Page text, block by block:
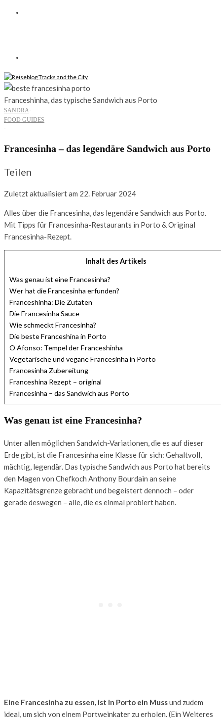
Franceshinha, das typische Sandwich aus Porto
SANDRA·
FOOD GUIDES
·
Francesinha – das legendäre Sandwich aus Porto
Teilen
Zuletzt aktualisiert am 22. Februar 2024
Alles über die Francesinha, das legendäre Sandwich aus Porto.
Mit Tipps für Francesinha-Restaurants in Porto & Original
Francesinha-Rezept.
Inhalt des Artikels
Was genau ist eine Francesinha?
Wer hat die Francesinha erfunden?
Franceshinha: Die Zutaten
Die Francesinha Sauce
Wie schmeckt Francesinha?
Die beste Franceshina in Porto
O Afonso: Tempel der Franceshinha
Vegetarische und vegane Francesinha in Porto
Francesinha Zubereitung
Franceshina Rezept – original
Francesinha – das Sandwich aus Porto
Was genau ist eine Francesinha?
Unter allen möglichen Sandwich-Variationen, die es auf dieser
Erde gibt, ist die Francesinha eine Klasse für sich: Gehaltvoll,
mächtig, legendär. Das typische Sandwich aus Porto hat bereits
den Magen von Chefkoch Anthony Bourdain an seine
Kapazitätsgrenze gebracht und begeistert dennoch – oder
gerade deswegen – alle, die es einmal probiert haben.
Eine Francesinha zu essen, ist in Porto ein Mussund zudem
ideal, um sich von einem Portweinkater zu erholen. (Ein Weiteres